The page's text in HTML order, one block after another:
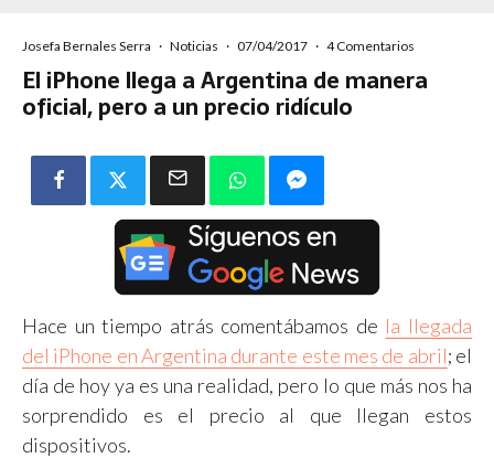
Josefa Bernales Serra · Noticias · 07/04/2017 · 4 Comentarios
El iPhone llega a Argentina de manera
oficial, pero a un precio ridículo
Hace un tiempo atrás comentábamos de la llegada
del iPhone en Argentina durante este mes de abril; el
día de hoy ya es una realidad, pero lo que más nos ha
sorprendido es el precio al que llegan estos
dispositivos.